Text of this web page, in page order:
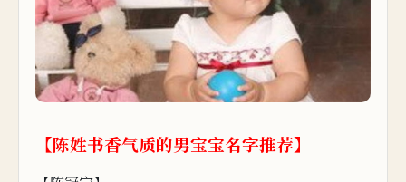
【陈姓书香气质的男宝宝名字推荐】